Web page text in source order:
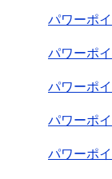
パワーポ
パワーポ
パワーポ
パワーポ
パワーポ